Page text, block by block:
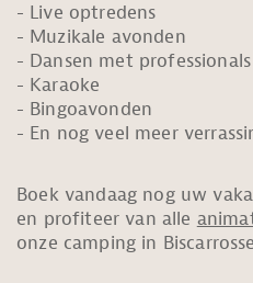
Live optredens
Muzikale avonden
Dansen met professionals
Karaoke
Bingoavonden
En nog veel meer
Boek vandaag nog uw
en profiteer van alle
onze camping in